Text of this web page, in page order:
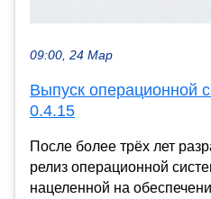
09:00, 24 Мар
Выпуск операционной
0.4.15
После более трёх лет
релиз операционной
нацеленной на